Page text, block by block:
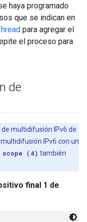
haya programado
que se indican en
para agregar el
el proceso para
de
multidifusión IPv6 de
IPv6 con un
(4) también
final 1 de